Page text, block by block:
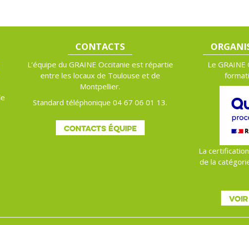
CONTACTS
L’équipe du GRAINE Occitanie est répartie
entre les locaux de Toulouse et de
Montpellier.
Standard téléphonique 04 67 06 01 13.
CONTACTS ÉQUIPE
Le
La
de la